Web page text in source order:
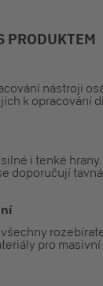
PRODUKTEM
nástroji
k opracování
i tenké hrany.
doporučují tavná
pro